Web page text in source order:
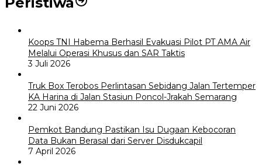
Koops TNI Habema Berhasil Evakuasi Pilot PT AMA Air
Melalui Operasi Khusus dan SAR Taktis
3 Juli 2026
Truk Box Terobos Perlintasan Sebidang Jalan Tertemper
KA Harina di Jalan Stasiun Poncol-Jrakah Semarang
22 Juni 2026
Pemkot Bandung Pastikan Isu Dugaan Kebocoran
Data Bukan Berasal dari Server Disdukcapil
7 April 2026